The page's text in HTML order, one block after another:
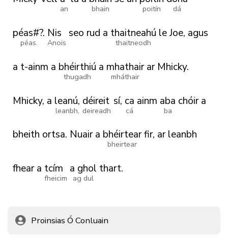
an bhain poitín dá
péas#?.
péas.
Nis
Anois
seo rud a thaitneahú
thaitneodh
leJoe, agus
a t-ainm a bhéirthiú
thugadh
a mhathair
mháthair
ar Mhicky.
Mhicky, a leanú,
leanbh,
déireit
deireadh
sí, ca
cá
ainm aba
ba
chóir a
bheith ortsa. Nuair a bhéirtear
bheirtear
fir, ar leanbh
fhear a tcím
fheicim
a ghol
ag dul
thart.
Proinsias Ó Conluain